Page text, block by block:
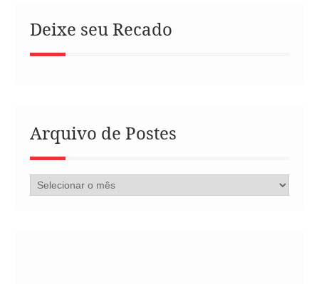
Deixe seu Recado
Arquivo de Postes
Arquivo
de